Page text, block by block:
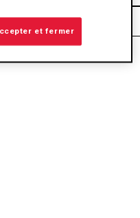
et fermer